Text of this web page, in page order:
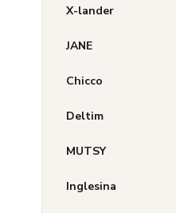
X-lander
JANE
Chicco
Deltim
MUTSY
Inglesina